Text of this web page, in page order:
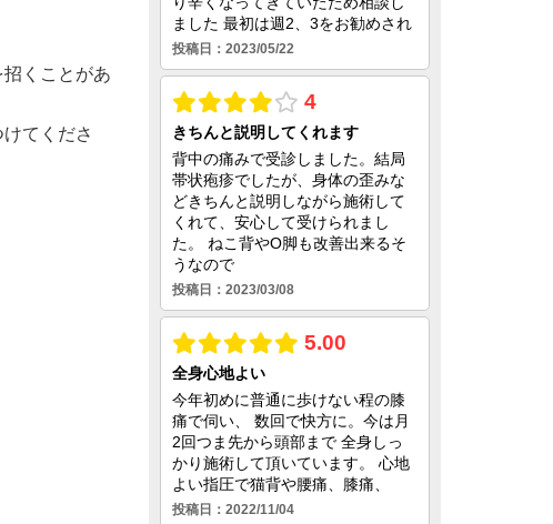
くことがあ
てくださ